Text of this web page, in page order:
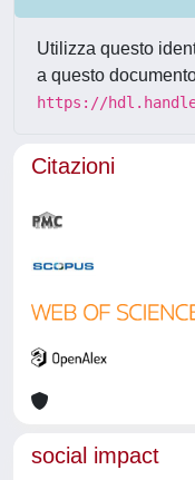
Utilizza questo
a questo
https://
Citazioni
social impact